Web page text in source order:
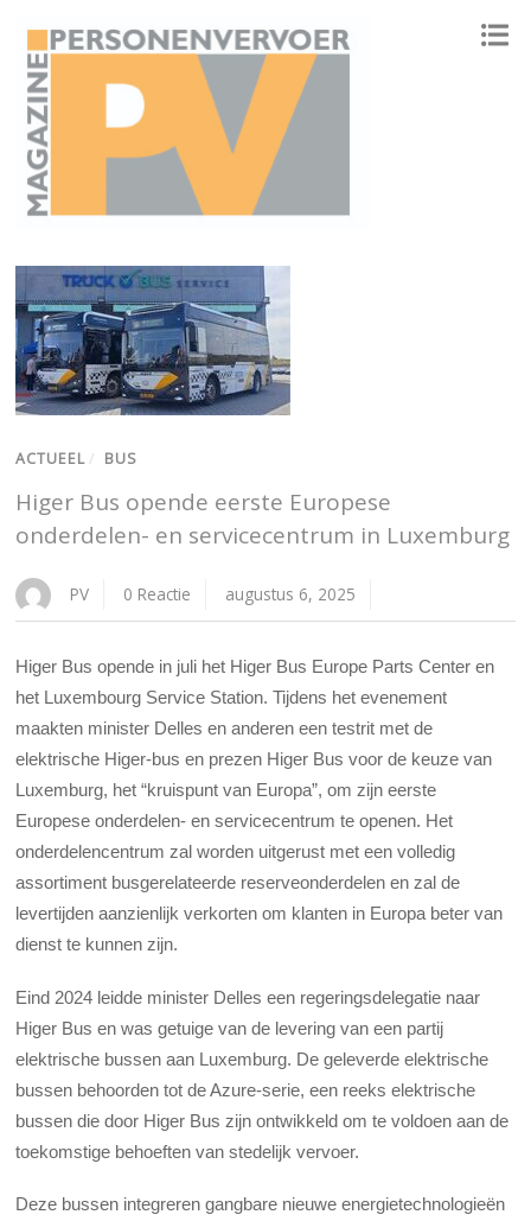
ACTUEEL / BUS
Higer Bus opende eerste Europese
onderdelen- en servicecentrum in Luxemburg
PV 0 Reactie augustus 6, 2025
Higer Bus opende in juli het Higer Bus Europe Parts Center en
het Luxembourg Service Station. Tijdens het evenement
maakten minister Delles en anderen een testrit met de
elektrische Higer-bus en prezen Higer Bus voor de keuze van
Luxemburg, het “kruispunt van Europa”, om zijn eerste
Europese onderdelen- en servicecentrum te openen. Het
onderdelencentrum zal worden uitgerust met een volledig
assortiment busgerelateerde reserveonderdelen en zal de
levertijden aanzienlijk verkorten om klanten in Europa beter van
dienst te kunnen zijn.
Eind 2024 leidde minister Delles een regeringsdelegatie naar
Higer Bus en was getuige van de levering van een partij
elektrische bussen aan Luxemburg. De geleverde elektrische
bussen behoorden tot de Azure-serie, een reeks elektrische
bussen die door Higer Bus zijn ontwikkeld om te voldoen aan de
toekomstige behoeften van stedelijk vervoer.
Deze bussen integreren gangbare nieuwe energietechnologieën